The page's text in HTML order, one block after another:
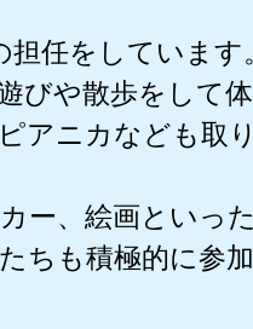
担任をしています
びや散歩をして
アニカなども取
ー、絵画といっ
ちも積極的に参